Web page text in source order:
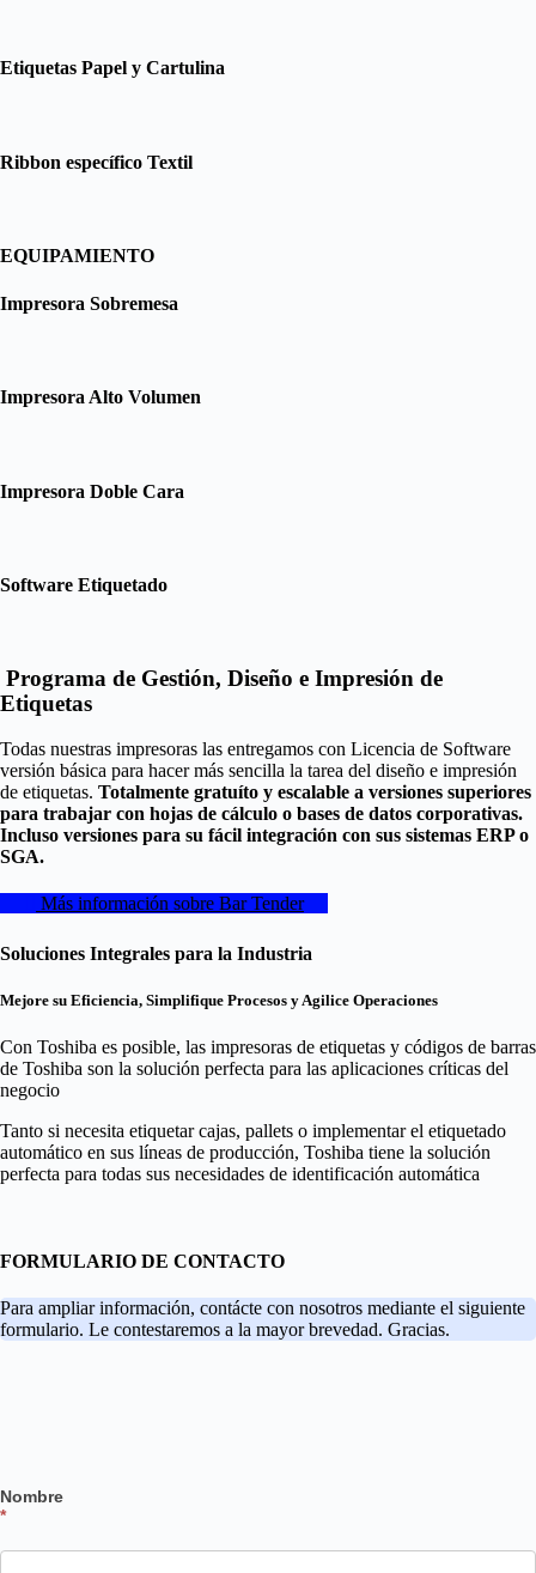
Etiquetas Papel y Cartulina
Ribbon específico Textil
EQUIPAMIENTO
Impresora Sobremesa
Impresora Alto Volumen
Impresora Doble Cara
Software Etiquetado
Programa de Gestión, Diseño e Impresión de
Etiquetas
Todas nuestras impresoras las entregamos con Licencia de Software
versión básica para hacer más sencilla la tarea del diseño e impresión
de etiquetas. Totalmente gratuíto y escalable a versiones superiores
para trabajar con hojas de cálculo o bases de datos corporativas.
Incluso versiones para su fácil integración con sus sistemas ERP o
SGA.
Más información sobre Bar Tender
Soluciones Integrales para la Industria
Mejore su Eficiencia, Simplifique Procesos y Agilice Operaciones
Con Toshiba es posible, las impresoras de etiquetas y códigos de barras
de Toshiba son la solución perfecta para las aplicaciones críticas del
negocio
Tanto si necesita etiquetar cajas, pallets o implementar el etiquetado
automático en sus líneas de producción, Toshiba tiene la solución
perfecta para todas sus necesidades de identificación automática
FORMULARIO DE CONTACTO
Para ampliar información, contácte con nosotros mediante el siguiente
formulario. Le contestaremos a la mayor brevedad. Gracias.
Nombre
*